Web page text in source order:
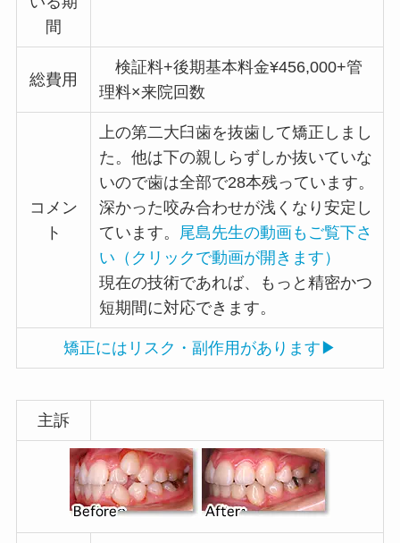
間
総費用
検証料+後期基本料金¥456,000+管
理料×来院回数
コメン
ト
上の第二大臼歯を抜歯して矯正しまし
た。他は下の親しらずしか抜いていな
いので歯は全部で28本残っています。
深かった咬み合わせが浅くなり安定し
ています。
尾島先生の動画もご覧下さ
い（クリックで動画が開きます）
現在の技術であれば、もっと精密かつ
短期間に対応できます。
矯正にはリスク・副作用があります▶
主訴